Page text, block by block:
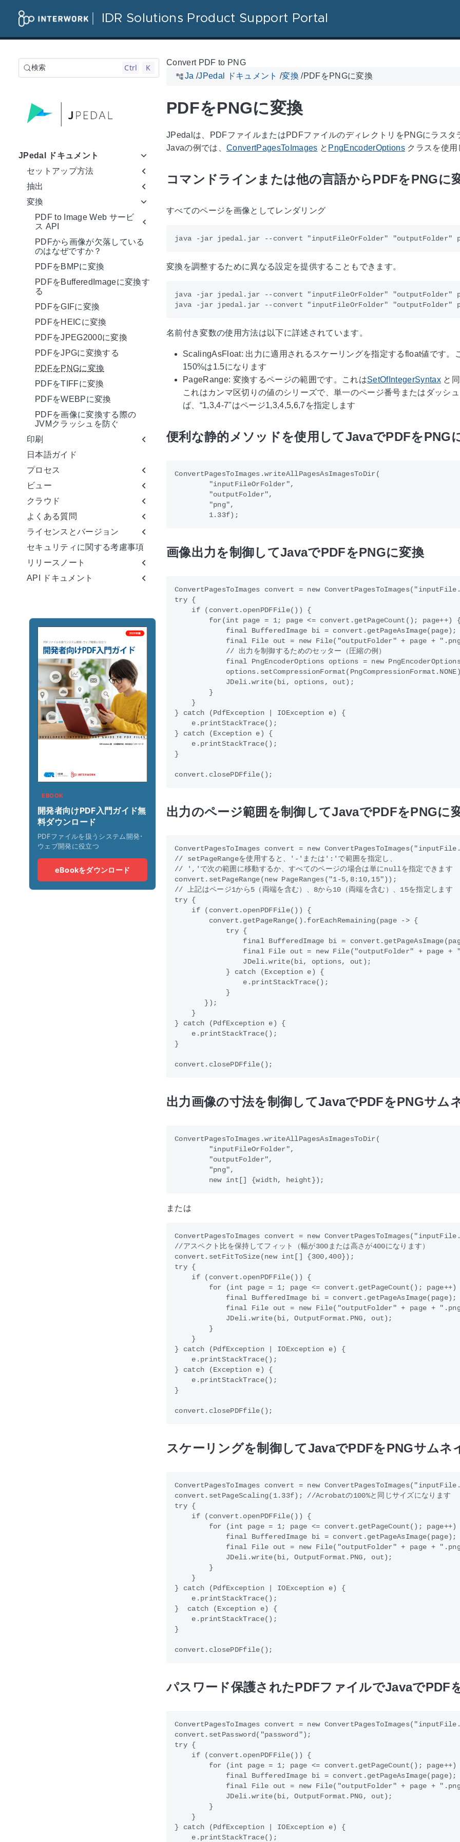
IDR Solutions Product Support Portal
検索 Ctrl K
JPedal ドキュメント
セットアップ方法
抽出
変換
PDF to Image Web サービ
ス API
PDFから画像が欠落している
のはなぜですか？
PDFをBMPに変換
PDFをBufferedImageに変換す
る
PDFをGIFに変換
PDFをHEICに変換
PDFをJPEG2000に変換
PDFをJPGに変換する
PDFをPNGに変換
PDFをTIFFに変換
PDFをWEBPに変換
PDFを画像に変換する際の
JVMクラッシュを防ぐ
印刷
日本語ガイド
プロセス
ビュー
クラウド
よくある質問
ライセンスとバージョン
セキュリティに関する考慮事項
リリースノート
API ドキュメント
EBOOK
開発者向けPDF入門ガイド無
料ダウンロード
PDFファイルを扱うシステム開発･
ウェブ開発に役立つ
eBookをダウンロード
Convert PDF to PNG
Ja /JPedal ドキュメント /変換 /PDFをPNGに変換
PDFをPNGに変換
JPedalは、PDFファイルまたはPDFファイルのディレクトリをPNGにラスタ
Javaの例では、 ConvertPagesToImages と PngEncoderOptionsクラスを使用
コマンドラインまたは他の言語からPDFをPNGに
すべてのページを画像としてレンダリング
変換を調整するために異なる設定を提供することもできます。
java -jar jpedal.jar --convert "inputFileOrFolder" "outputFolder"
名前付き変数の使用方法は以下に詳述されています。
ScalingAsFloat: 出力に適用されるスケーリングを指定するfloat値です
150%は1.5になります
PageRange: 変換するページの範囲です。これはSetOfIntegerSyntaxと同
これはカンマ区切りの値のシリーズで、単一のページ番号またはダッシ
ば、“1,3,4-7"はページ1,3,4,5,6,7を指定します
便利な静的メソッドを使用してJavaでPDFをPNG
ConvertPagesToImages.writeAllPagesAsImagesToDir(
        "inputFileOrFolder",
        "outputFolder",
        "png",
画像出力を制御してJavaでPDFをPNGに変換
ConvertPagesToImages convert = new
try {
    if (convert.openPDFFile()) {
for(int page = 1; page <= convert.getPageCount(); page++)
            final BufferedImage bi = convert.getPageAsImage(page);
final File out = new File("outputFolder" + page +
            // 出力を制御するためのセッター（圧縮の例）
final PngEncoderOptions options = new
            JDeli.write(bi, options, out);
        }
    }
} catch (PdfException | IOException e) {
    e.printStackTrace();
} catch (Exception e) {
    e.printStackTrace();
}
出力のページ範囲を制御してJavaでPDFをPNGに
ConvertPagesToImages convert = new
// setPageRangeを使用すると、'-'または':'で範囲を指定し、
// ','で次の範囲に移動するか、すべてのページの場合は単にnullを指定できます
convert.setPageRange(new PageRanges("1-5,8:10,15"));
// 上記はページ1から5（両端を含む）、8から10（両端を含む）、15を指定します
try {
    if (convert.openPDFFile()) {
        convert.getPageRange().forEachRemaining(page -> {
            try {
final BufferedImage bi =
final File out = new File("outputFolder" + page +
                JDeli.write(bi, options, out);
            } catch (Exception e) {
                e.printStackTrace();
            }
       });
    }
} catch (PdfException e) {
    e.printStackTrace();
}
出力画像の寸法を制御してJavaでPDFをPNGサム
ConvertPagesToImages.writeAllPagesAsImagesToDir(
        "inputFileOrFolder",
        "outputFolder",
        "png",
または
ConvertPagesToImages convert = new
//アスペクト比を保持してフィット（幅が300または高さが400になります）
convert.setFitToSize(new int[] {300,400});
try {
    if (convert.openPDFFile()) {
for (int page = 1; page <= convert.getPageCount(); page++)
            final BufferedImage bi = convert.getPageAsImage(page);
final File out = new File("outputFolder" + page +
            JDeli.write(bi, OutputFormat.PNG, out);
        }
    }
} catch (PdfException | IOException e) {
    e.printStackTrace();
} catch (Exception e) {
    e.printStackTrace();
}
スケーリングを制御してJavaでPDFをPNGサムネ
ConvertPagesToImages convert = new
convert.setPageScaling(1.33f); //Acrobatの100%と同じサイズになります
try {
    if (convert.openPDFFile()) {
for (int page = 1; page <= convert.getPageCount(); page++)
            final BufferedImage bi = convert.getPageAsImage(page);
final File out = new File("outputFolder" + page +
            JDeli.write(bi, OutputFormat.PNG, out);
        }
    }
} catch (PdfException | IOException e) {
    e.printStackTrace();
}  catch (Exception e) {
    e.printStackTrace();
}
パスワード保護されたPDFファイルでJavaでPDF
ConvertPagesToImages convert = new
convert.setPassword("password");
try {
    if (convert.openPDFFile()) {
for (int page = 1; page <= convert.getPageCount(); page++)
            final BufferedImage bi = convert.getPageAsImage(page);
final File out = new File("outputFolder" + page +
            JDeli.write(bi, OutputFormat.PNG, out);
        }
    }
} catch (PdfException | IOException e) {
    e.printStackTrace();